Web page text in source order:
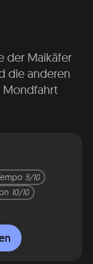
der Maikäfer
die anderen
Mondfahrt
5/10
10/10